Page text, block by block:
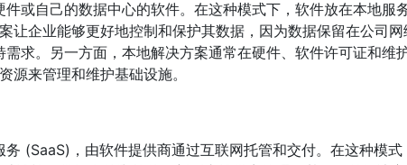
或自己的数据中心的软件。在这种模式下，软件放在本地服
让企业能够更好地控制和保护其数据，因为数据保留在公司网
求。另一方面，本地解决方案通常在硬件、软件许可证和维
源来管理和维护基础设施。
(SaaS)，由软件提供商通过互联网托管和交付。在这种模式